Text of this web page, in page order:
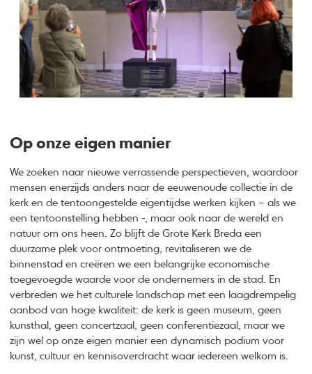
Op onze eigen manier
We zoeken naar nieuwe verrassende perspectieven, waardoor
mensen enerzijds anders naar de eeuwenoude collectie in de
kerk en de tentoongestelde eigentijdse werken kijken – als we
een tentoonstelling hebben -, maar ook naar de wereld en
natuur om ons heen. Zo blijft de Grote Kerk Breda een
duurzame plek voor ontmoeting, revitaliseren we de
binnenstad en creëren we een belangrijke economische
toegevoegde waarde voor de ondernemers in de stad. En
verbreden we het culturele landschap met een laagdrempelig
aanbod van hoge kwaliteit: de kerk is geen museum, geen
kunsthal, geen concertzaal, geen conferentiezaal, maar we
zijn wel op onze eigen manier een dynamisch podium voor
kunst, cultuur en kennisoverdracht waar iedereen welkom is.